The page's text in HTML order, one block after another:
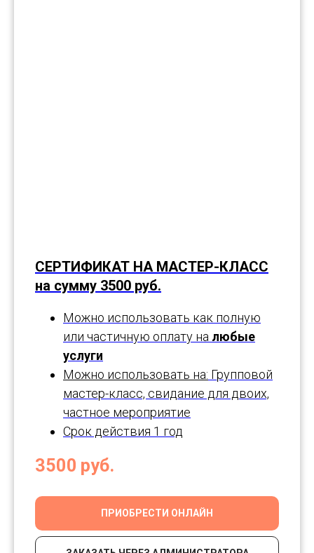
СЕРТИФИКАТ НА МАСТЕР-КЛАСС
на сумму 3500 руб.
Можно использовать как полную
или частичную оплату на любые
услуги
Можно использовать на: Групповой
мастер-класс, свидание для двоих,
частное мероприятие
Срок действия 1 год
3500 руб.
ПРИОБРЕСТИ ОНЛАЙН